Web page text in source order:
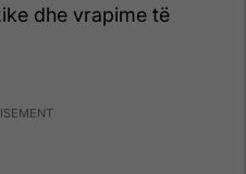
dhe vrapime të